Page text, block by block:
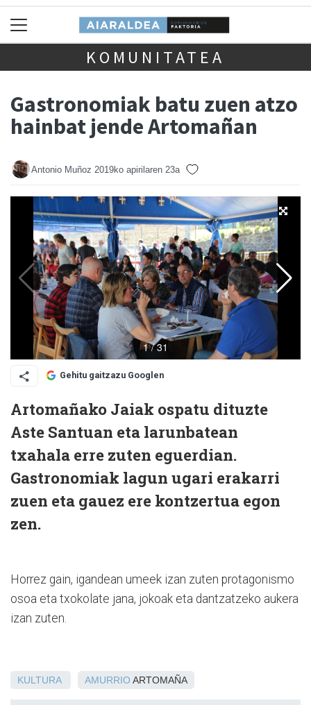
KOMUNITATEA
Gastronomiak batu zuen atzo
hainbat jende Artomañan
Antonio Muñoz 2019ko apirilaren 23a
Gehitu gaitzazu Googlen
Artomañako Jaiak ospatu dituzte
Aste Santuan eta larunbatean
txahala erre zuten eguerdian.
Gastronomiak lagun ugari erakarri
zuen eta gauez ere kontzertua egon
zen.
Horrez gain, igandean umeek izan zuten protagonismo
osoa eta txokolate jana, jokoak eta dantzatzeko aukera
izan zuten.
KULTURA AMURRIO ARTOMAÑA